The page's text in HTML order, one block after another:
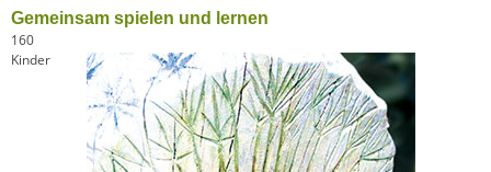
Gemeinsam spielen und lernen
160
Kinder